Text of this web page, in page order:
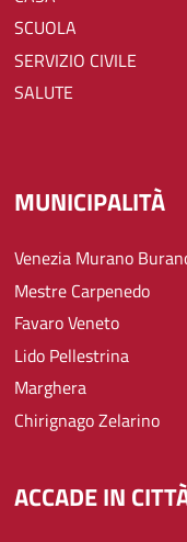
SCUOLA
SERVIZIO CIVILE
SALUTE
MUNICIPALITÀ
Venezia Murano
Mestre Carpenedo
Favaro Veneto
Lido Pellestrina
Marghera
Chirignago Zelarino
ACCADE IN